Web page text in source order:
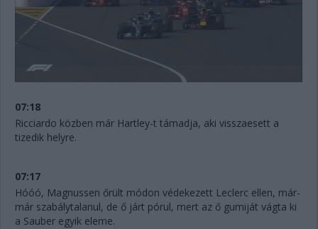
07:18
Ricciardo közben már Hartley-t támadja, aki visszaesett a
tizedik helyre.
07:17
Hóóó, Magnussen őrült módon védekezett Leclerc ellen, már-
már szabálytalanul, de ő járt pórul, mert az ő gumiját vágta ki
a Sauber egyik eleme.